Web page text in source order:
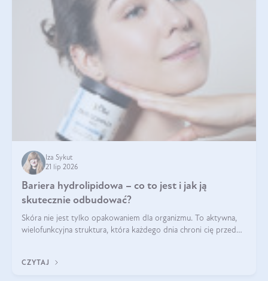
Iza Sykut
21 lip 2026
Bariera hydrolipidowa – co to jest i jak ją
skutecznie odbudować?
Skóra nie jest tylko opakowaniem dla organizmu. To aktywna,
wielofunkcyjna struktura, która każdego dnia chroni cię przed
bariera hydrolipidowa.
CZYTAJ